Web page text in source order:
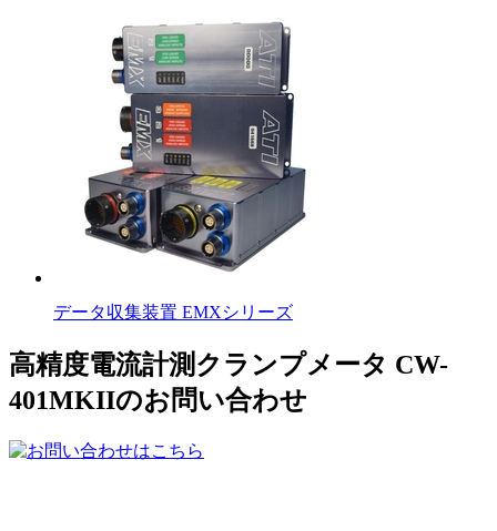
データ収集装置 EMXシリーズ
高精度電流計測クランプメータ CW-
401MKIIのお問い合わせ